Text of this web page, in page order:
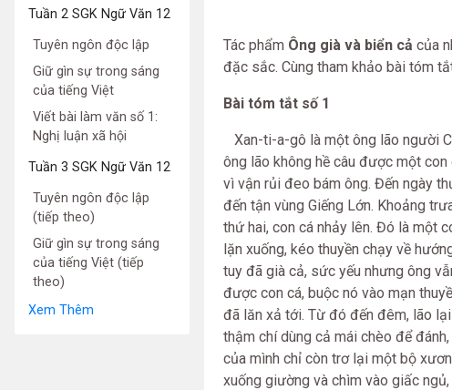
Tuần 2 SGK Ngữ Văn 12
Tuyên ngôn độc lập
Giữ gìn sự trong sáng
của tiếng Việt
Viết bài làm văn số 1:
Nghị luận xã hội
Tuần 3 SGK Ngữ Văn 12
Tuyên ngôn độc lập
(tiếp theo)
Giữ gìn sự trong sáng
của tiếng Việt (tiếp
theo)
Xem Thêm
Tác phẩm Ông già và biển cả của
đặc sắc. Cùng tham khảo bài tóm
Bài tóm tắt số 1
Xan-ti-a-gô là một ông lão người
ông lão không hề câu được một
vì vận rủi đeo bám ông. Đến ngày
đến tận vùng Giếng Lớn. Khoảng
thứ hai, con cá nhảy lên. Đó là một
lặn xuống, kéo thuyền chạy về
tuy đã già cả, sức yếu nhưng ông
được con cá, buộc nó vào mạn
đã lăn xả tới. Từ đó đến đêm, lão
thậm chí dùng cả mái chèo để
của mình chỉ còn trơ lại một bộ
xuống giường và chìm vào giấc